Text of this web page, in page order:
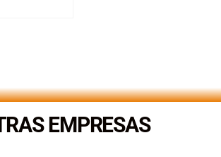
EMPRESAS